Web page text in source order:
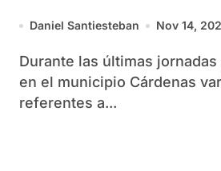
Cárdenas
Daniel Santiesteban Nov 14,
Durante las últimas jornadas se han suscitado
en el municipio Cárdenas
referentes a...